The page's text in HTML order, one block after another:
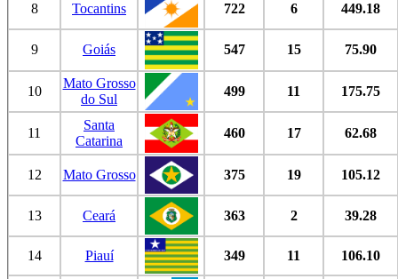
8 Tocantins 722 6 449.18
9 Goiás 547 15 75.90
10
Mato Grosso
do Sul
499 11 175.75
11
Santa
Catarina
460 17 62.68
12 Mato Grosso 375 19 105.12
13 Ceará 363 2 39.28
14 Piauí 349 11 106.10